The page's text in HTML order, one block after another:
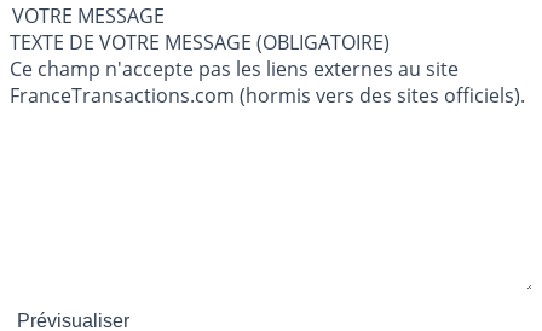
VOTRE MESSAGE
TEXTE DE VOTRE MESSAGE (OBLIGATOIRE)
Ce champ n'accepte pas les liens externes au site
FranceTransactions.com (hormis vers des sites officiels).